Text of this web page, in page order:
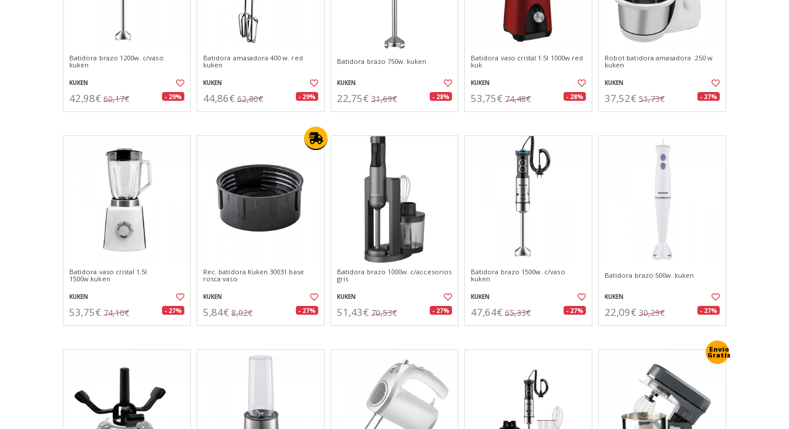
Batidora brazo 1200w. c/vaso
kuken
KUKEN
42,98€ 60,17€ - 29%
Batidora amasadora 400 w. red
kuken
KUKEN
44,86€ 62,80€ - 29%
Batidora brazo 750w. kuken
KUKEN
22,75€ 31,69€ - 28%
Batidora vaso cristal 1.5l 1000w.red
kuk
KUKEN
53,75€ 74,48€ - 28%
Robot batidora amasadora .250 w
kuken
KUKEN
37,52€ 51,73€ - 27%
Batidora vaso cristal 1.5l
1500w.kuken
KUKEN
53,75€ 74,10€ - 27%
Rec. batidora Kuken 30031 base
rosca vaso
KUKEN
5,84€ 8,02€ - 27%
Batidora brazo 1000w. c/accesorios
gris
KUKEN
51,43€ 70,53€ - 27%
Batidora brazo 1500w. c/vaso
kuken
KUKEN
47,64€ 65,33€ - 27%
Batidora brazo 500w. kuken
KUKEN
22,09€ 30,29€ - 27%
Envío
Gratis